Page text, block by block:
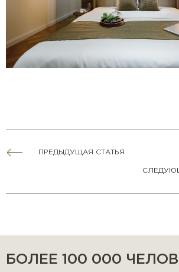
ПРЕДЫДУЩАЯ СТАТЬЯ
БОЛЕЕ 100 000